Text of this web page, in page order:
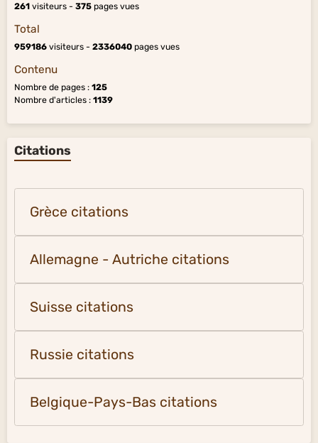
261 visiteurs - 375 pages vues
Total
959186 visiteurs - 2336040 pages vues
Contenu
Nombre de pages : 125
Nombre d'articles : 1139
Citations
Grèce citations
Allemagne - Autriche citations
Suisse citations
Russie citations
Belgique-Pays-Bas citations